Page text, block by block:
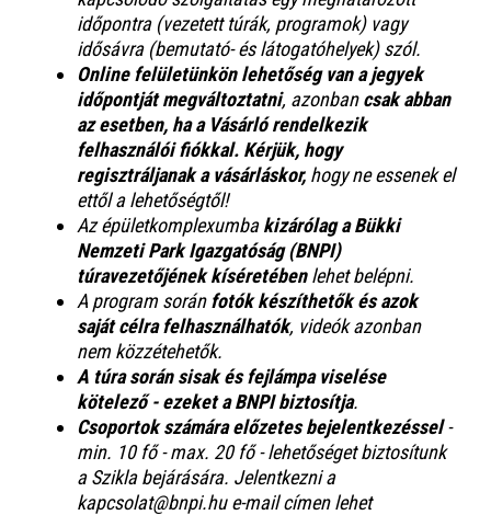
időpontra (vezetett túrák, programok) vagy
idősávra (bemutató- és látogatóhelyek) szól.
Online felületünkön lehetőség van a jegyek
időpontját megváltoztatni, azonbancsak abban
az esetben, ha a Vásárló rendelkezik
felhasználói fiókkal. Kérjük, hogy
regisztráljanak a vásárláskor, hogy ne essenek el
ettől a lehetőségtől!
Az épületkomplexumbakizárólag a Bükki
Nemzeti Park Igazgatóság (BNPI)
túravezetőjének kíséretébenlehet belépni.
A program soránfotók készíthetők és azok
saját célra felhasználhatók, videók azonban
nem közzétehetők.
A túra során sisak és fejlámpa viselése
kötelező - ezeket a BNPI biztosítja.
Csoportok számára előzetes bejelentkezéssel-
min. 10 fő - max. 20 fő - lehetőséget biztosítunk
a Szikla bejárására. Jelentkezni a
kapcsolat@bnpi.hu e-mail címen lehet